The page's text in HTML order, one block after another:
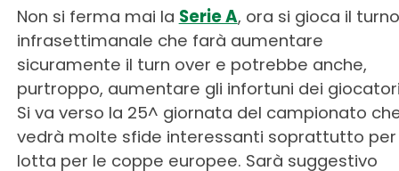
Non si ferma mai la Serie A, ora si gioca il turno
infrasettimanale che farà aumentare
sicuramente il turn over e potrebbe anche,
purtroppo, aumentare gli infortuni dei
Si va verso la 25^ giornata del campionato
vedrà molte sfide interessanti soprattutto per
lotta per le coppe europee. Sarà suggestivo